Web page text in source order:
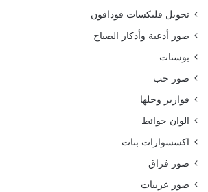
تحويل فليكسات فودافون
صور أدعية وأذكار الصباح
بوستات
صور حب
فوازير وحلها
الوان حوائط
اكسسوارات بنات
صور فراق
صور عربيات